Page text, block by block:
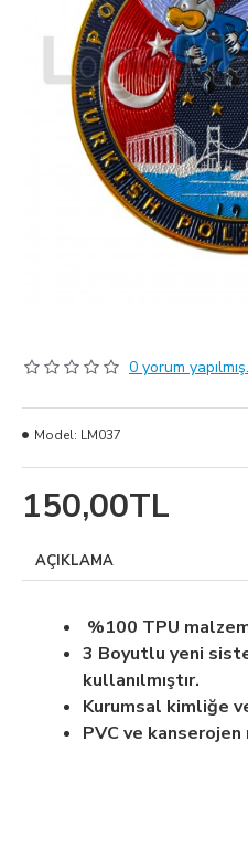
0 yorum yapılmış.
150,00TL
Model: LM037
AÇIKLAMA
%100 TPU
3 Boyutlu yeni
kullanılmıştır.
Kurumsal kimliğe
PVC ve